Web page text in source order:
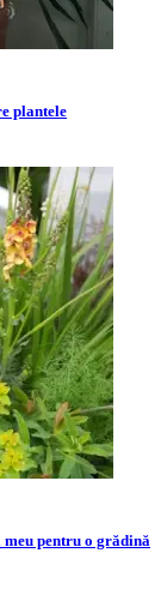
plantele
pentru o grădină